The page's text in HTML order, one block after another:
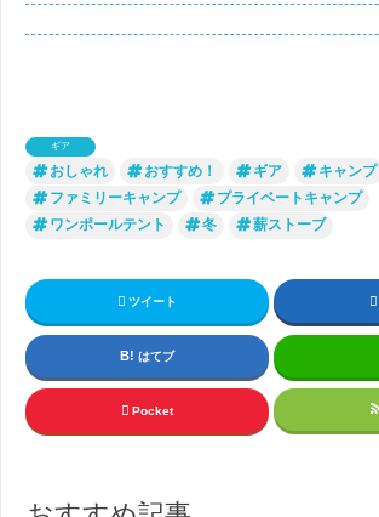
ギア
おしゃれ おすすめ！ ギア キャンプ
ファミリーキャンプ
プライベートキャンプ
ワンポールテント
冬 薪ストーブ
ツイート
はてブ
Pocket